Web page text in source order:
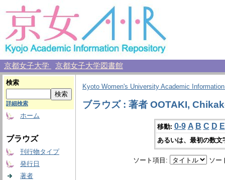
京都女子大学 京都女子大学図書館
検索
詳細検索
ホーム
ブラウズ
刊行物タイプ
発行日
著者
Kyoto Women's University Academic
ブラウズ : 著者 OOTAKI,
移動: 0-9 A B C D E
あるいは、最初の数
ソート項目: ソー